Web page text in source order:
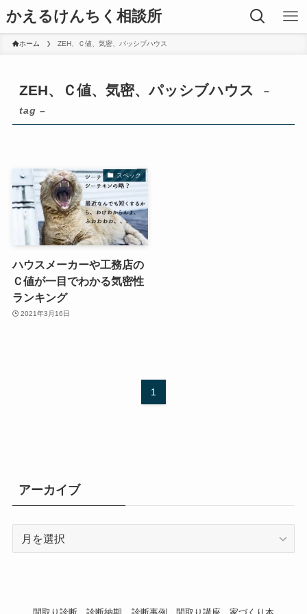
かえるけんちく相談所
ホーム ZEH、Ｃ値、気密、パッシブハウス
ZEH、Ｃ値、気密、パッシブハウス
–
tag –
スペック
ハウスメーカーや工務店の
Ｃ値が一目でわかる気密性
ランキング
2021年3月16日
1
アーカイブ